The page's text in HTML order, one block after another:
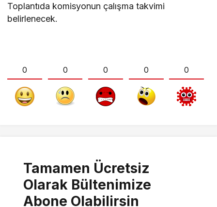
Toplantıda komisyonun çalışma takvimi
belirlenecek.
0 0 0 0 0
Tamamen Ücretsiz
Olarak Bültenimize
Abone Olabilirsin